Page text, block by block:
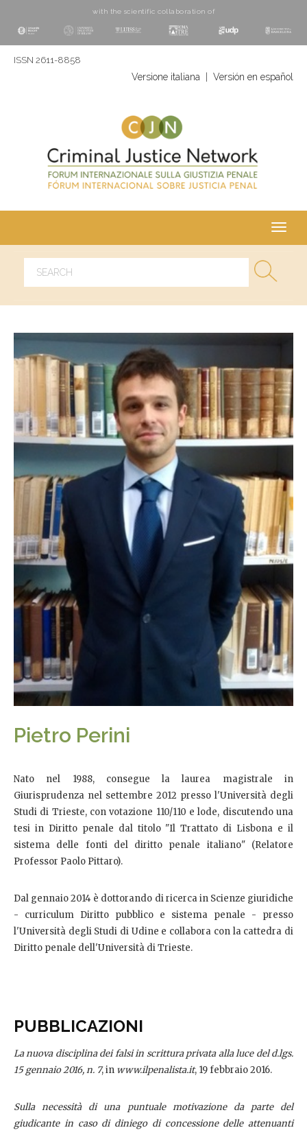
with the scientific collaboration of
ISSN 2611-8858
Versione italiana Versión en español
Pietro Perini
Nato nel 1988, consegue la laurea magistrale in
Giurisprudenza nel settembre 2012 presso l'Università degli
Studi di Trieste, con votazione 110/110 e lode, discutendo una
tesi in Diritto penale dal titolo "Il Trattato di Lisbona e il
sistema delle fonti del diritto penale italiano" (Relatore
Professor Paolo Pittaro).
Dal gennaio 2014 è dottorando di ricerca in Scienze giuridiche
- curriculum Diritto pubblico e sistema penale - presso
l'Università degli Studi di Udine e collabora con la cattedra di
Diritto penale dell'Università di Trieste.
PUBBLICAZIONI
La nuova disciplina dei falsi in scrittura privata alla luce del d.lgs.
15 gennaio 2016, n. 7, in www.ilpenalista.it, 19 febbraio 2016.
Sulla necessità di una puntuale motivazione da parte del
giudicante in caso di diniego di concessione delle attenuanti